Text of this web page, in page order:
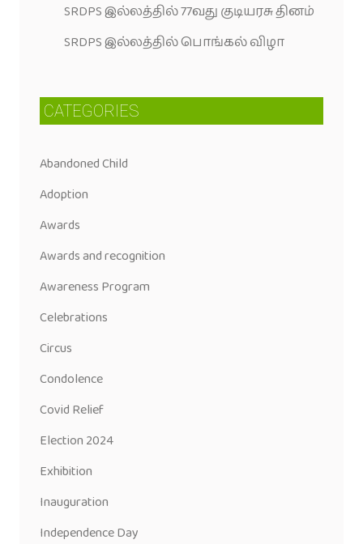
SRDPS இல்லத்தில் 77வது குடியரசு தினம்
SRDPS இல்லத்தில் பொங்கல் விழா
CATEGORIES
Abandoned Child
Adoption
Awards
Awards and recognition
Awareness Program
Celebrations
Circus
Condolence
Covid Relief
Election 2024
Exhibition
Inauguration
Independence Day